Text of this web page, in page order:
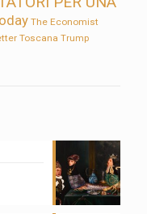
The Economist
Toscana Trump